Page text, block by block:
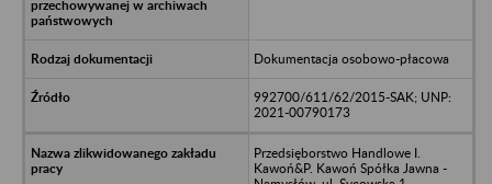
Dokumentacja osobowo-płacowa
992700/611/62/2015-SAK; UNP:
2021-00790173
Przedsięborstwo Handlowe I.
Kawoń&P. Kawoń Spółka Jawna -